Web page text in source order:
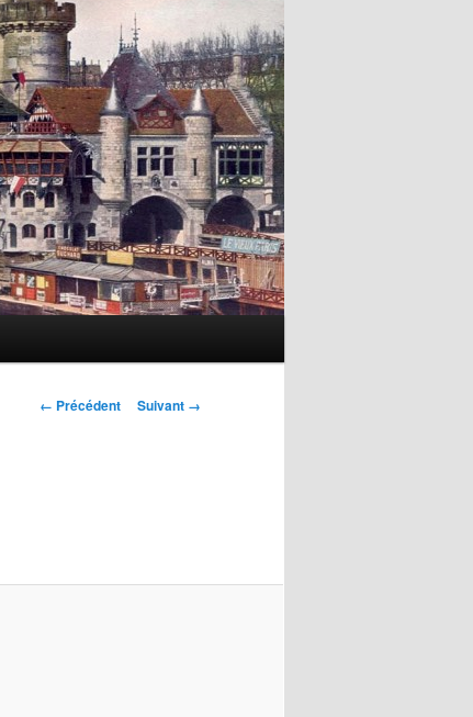
Navigation
← Précédent Suivant →